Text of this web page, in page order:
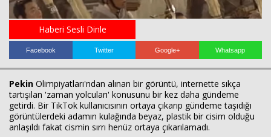
Haberi Sesli Dinle
Facebook Twitter Google+ Whatsapp
Pekin Olimpiyatları'ndan alınan bir görüntü, internette sıkça
tartışılan 'zaman yolcuları' konusunu bir kez daha gündeme
getirdi. Bir TikTok kullanıcısının ortaya çıkarıp gündeme taşıdığı
görüntülerdeki adamın kulağında beyaz, plastik bir cisim olduğu
anlaşıldı fakat cismin sırrı henüz ortaya çıkarılamadı.
Haberin Doğru Adresi.